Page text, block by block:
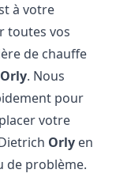
à votre
toutes vos
de chauffe
Orly. Nous
pour
votre
Orly en
de problème.